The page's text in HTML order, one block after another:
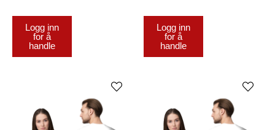
Logg inn
for å
handle
Logg inn
for å
handle